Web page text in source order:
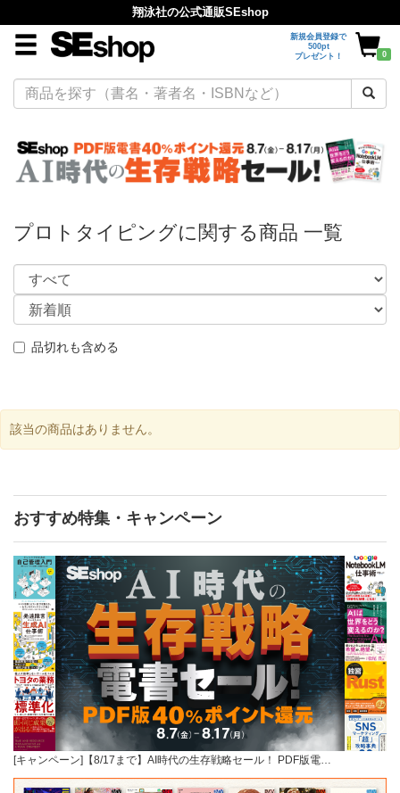
翔泳社の公式通販SEshop
新規会員登録で
500pt
プレゼント！
0
プロトタイピングに関する商品 一覧
品切れも含める
該当の商品はありません。
おすすめ特集・キャンペーン
[キャンペーン]【8/17まで】AI時代の生存戦略セール！ PDF版電…